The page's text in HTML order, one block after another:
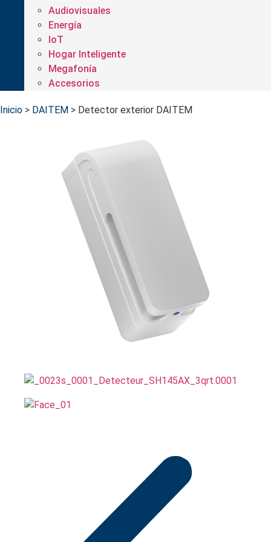
Audiovisuales
Energía
IoT
Hogar Inteligente
Megafonía
Accesorios
Inicio > DAITEM > Detector exterior DAITEM